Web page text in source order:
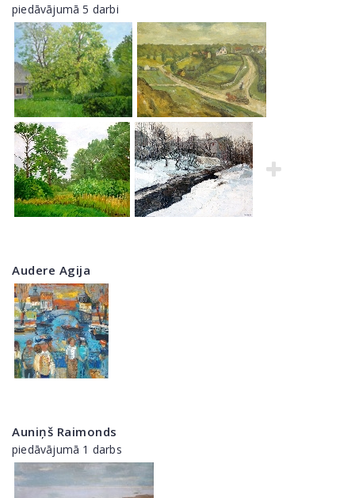
piedāvājumā 5 darbi
Audere Agija
Auniņš Raimonds
piedāvājumā 1 darbs